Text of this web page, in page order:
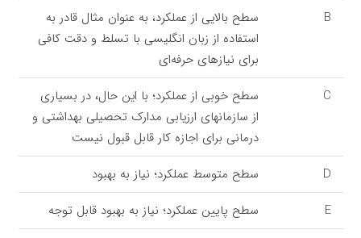
B
سطح بالایی از عملکرد، به عنوان مثال قادر به
استفاده از زبان انگلیسی با تسلط و دقت کافی
برای نیازهای حرفه‌ای
C
سطح خوبی از عملکرد؛ با این حال، در بسیاری
از سازمانهای ارزیابی مدارک تحصیلی بهداشتی و
درمانی برای اجازه کار قابل قبول نیست
D
سطح متوسط عملکرد؛ نیاز به بهبود
E
سطح پایین عملکرد؛ نیاز به بهبود قابل توجه